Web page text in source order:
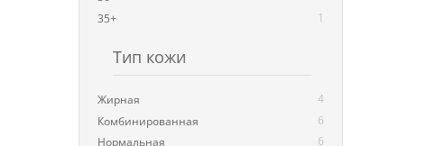
35+
1
Тип кожи
Жирная
4
Комбинированная
6
Нормальная
6